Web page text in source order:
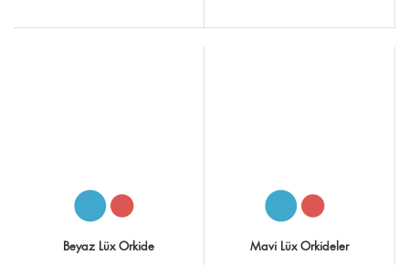
Beyaz Lüx Orkide Mavi Lüx Orkideler